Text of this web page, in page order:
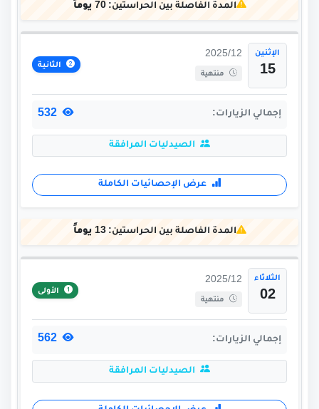
المدة الفاصلة بين الحراستين:70 يوماً
الإثنين
15
2025/12
منتهية
الثانية
إجمالي الزيارات:
الصيدليات المرافقة
عرض الإحصائيات الكاملة
المدة الفاصلة بين الحراستين:13 يوماً
الثلاثاء
02
2025/12
منتهية
الأولى
إجمالي الزيارات:
الصيدليات المرافقة